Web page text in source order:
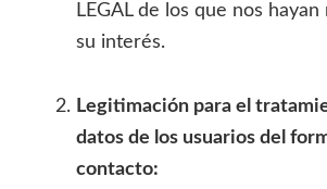
LEGAL de los que nos
su interés.
Legitimación para el
datos de los usuarios del
contacto: